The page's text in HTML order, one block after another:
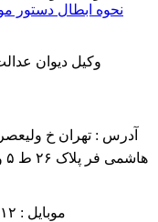
نحوه ابطال دستور
آدرس : تهران خ
هاشمی فر پلاک ۲۶ ط ۵ واحد ۲۲ (زنگ وکالت و دندانپزشکی)
موبایل :